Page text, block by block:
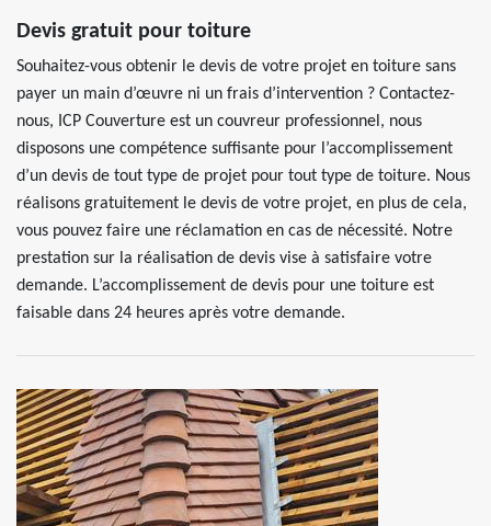
Devis gratuit pour toiture
Souhaitez-vous obtenir le devis de votre projet en toiture sans
payer un main d’œuvre ni un frais d’intervention ? Contactez-
nous, ICP Couverture est un couvreur professionnel, nous
disposons une compétence suffisante pour l’accomplissement
d’un devis de tout type de projet pour tout type de toiture. Nous
réalisons gratuitement le devis de votre projet, en plus de cela,
vous pouvez faire une réclamation en cas de nécessité. Notre
prestation sur la réalisation de devis vise à satisfaire votre
demande. L’accomplissement de devis pour une toiture est
faisable dans 24 heures après votre demande.